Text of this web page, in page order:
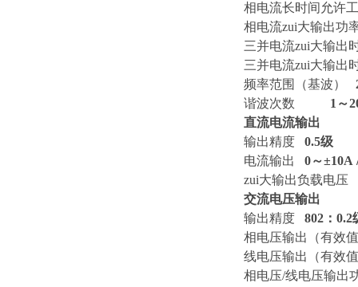
相电流长时间允许
相电流zui大
三并电流zui大输
三并电流zui大输
频率范围（基波）
谐波次数 1 ～
直流电流输出
输出精度 0.5级
电流输出 0～±10A
zui大输出负载电压
交流电压输出
输出精度 802：0.2
相电压输出（有
线电压输出（有
相电压/线电压输